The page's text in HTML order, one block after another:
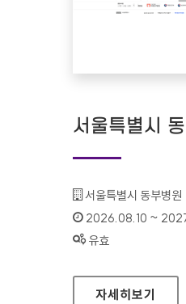
서울특별시
기관명 :
서울특별시 동부병원
인증기간 :
2026.08.10 ~
상태 :
유효
서울특별시 동부
자세히보기